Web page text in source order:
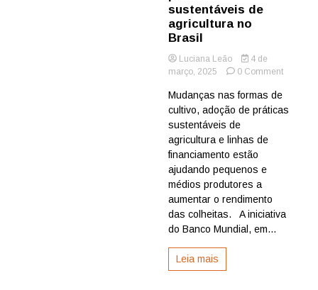
sustentáveis de
agricultura no
Brasil
Luciana Leão
4 de
março, 2025
0 Commenton
do
Banco
Brasil
Mudanças nas formas de
cultivo, adoção de práticas
sustentáveis de
agricultura e linhas de
financiamento estão
ajudando pequenos e
médios produtores a
aumentar o rendimento
das colheitas. A iniciativa
do Banco Mundial, em...
Leia mais